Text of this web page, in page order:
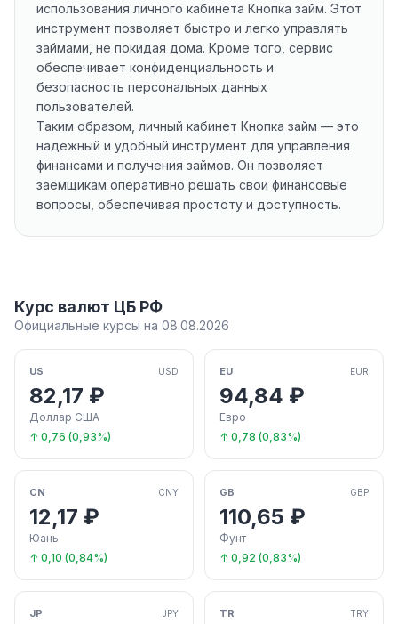
использования личного кабинета Кнопка займ. Этот
инструмент позволяет быстро и легко управлять
займами, не покидая дома. Кроме того, сервис
обеспечивает конфиденциальность и
безопасность персональных данных
пользователей.
Таким образом, личный кабинет Кнопка займ — это
надежный и удобный инструмент для управления
финансами и получения займов. Он позволяет
заемщикам оперативно решать свои финансовые
вопросы, обеспечивая простоту и доступность.
Курс валют ЦБ РФ
Официальные курсы на 08.08.2026
US USD
82,17 ₽
Доллар США
↑ 0,76 (0,93%)
EU EUR
94,84 ₽
Евро
↑ 0,78 (0,83%)
CN CNY
12,17 ₽
Юань
↑ 0,10 (0,84%)
GB GBP
110,65 ₽
Фунт
↑ 0,92 (0,83%)
JP JPY TR TRY